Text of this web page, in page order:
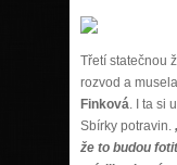
Třetí statečnou
rozvod a
Finková. I ta si
Sbírky potravin.
že to budou